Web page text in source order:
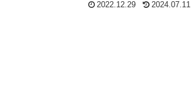
2022.12.29 2024.07.11